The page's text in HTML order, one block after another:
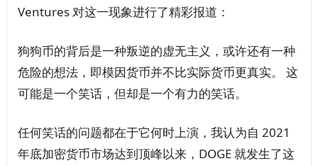
Ventures 对这一现象进行了精彩报道：
狗狗币的背后是一种叛逆的虚无主义，或许还有一种
危险的想法，即模因货币并不比实际货币更真实。 这
可能是一个笑话，但却是一个有力的笑话。
任何笑话的问题都在于它何时上演，我认为自 2021
年底加密货币市场达到顶峰以来，DOGE 就发生了这